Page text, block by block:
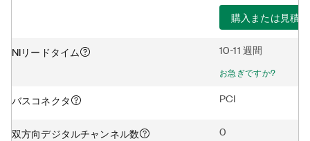
購入または見積
NIリードタイム 10-11 週間
お急ぎですか?
バスコネクタ PCI
双方向デジタルチャンネル数 0